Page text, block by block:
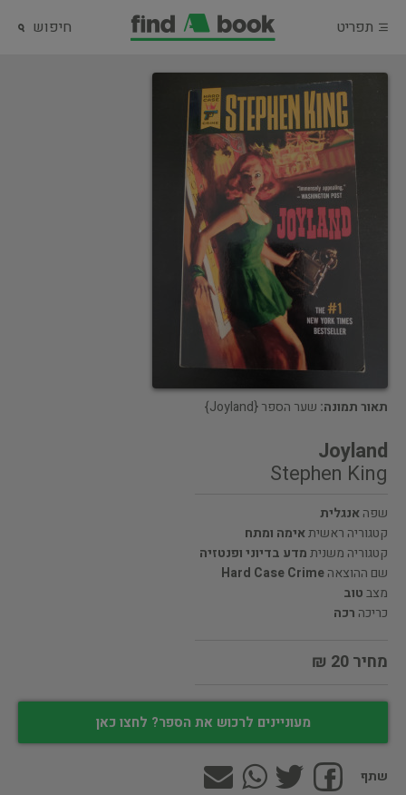
תפריט חיפוש
תאור תמונה: שער הספר {Joyland}
Joyland
Stephen King
שפהאנגלית
קטגוריה ראשיתאימה ומתח
קטגוריה משניתמדע בדיוני ופנטזיה
שם ההוצאהHard Case Crime
מצבטוב
כריכה רכה
מחיר 20 ₪
מעוניינים לרכוש את הספר? לחצו כאן
שתף